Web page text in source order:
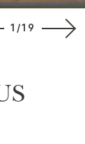
1/19